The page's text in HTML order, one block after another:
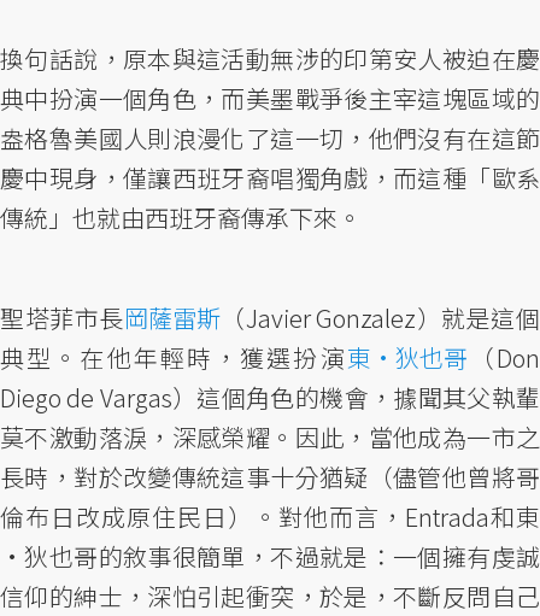
換句話說，原本與這活動無涉的印第安人被迫在慶
典中扮演一個角色，而美墨戰爭後主宰這塊區域的
盎格魯美國人則浪漫化了這一切，他們沒有在這節
慶中現身，僅讓西班牙裔唱獨角戲，而這種「歐系
傳統」也就由西班牙裔傳承下來。
聖塔菲市長岡薩雷斯（Javier Gonzalez）就是這個
典型。在他年輕時，獲選扮演東•狄也哥 （Don
Diego de Vargas）這個角色的機會，據聞其父執輩
莫不激動落淚，深感榮耀。因此，當他成為一市之
長時，對於改變傳統這事十分猶疑（儘管他曾將哥
倫布日改成原住民日）。對他而言，Entrada和東
•狄也哥的敘事很簡單，不過就是：一個擁有虔誠
信仰的紳士，深怕引起衝突，於是，不斷反問自己